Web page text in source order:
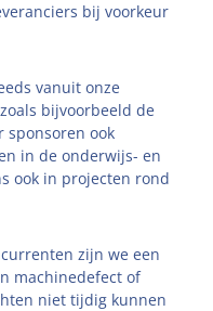
bij voorkeur
vanuit onze
bijvoorbeeld de
sponsoren ook
in de onderwijs- en
ook in projecten rond
zijn we een
machinedefect of
niet tijdig kunnen